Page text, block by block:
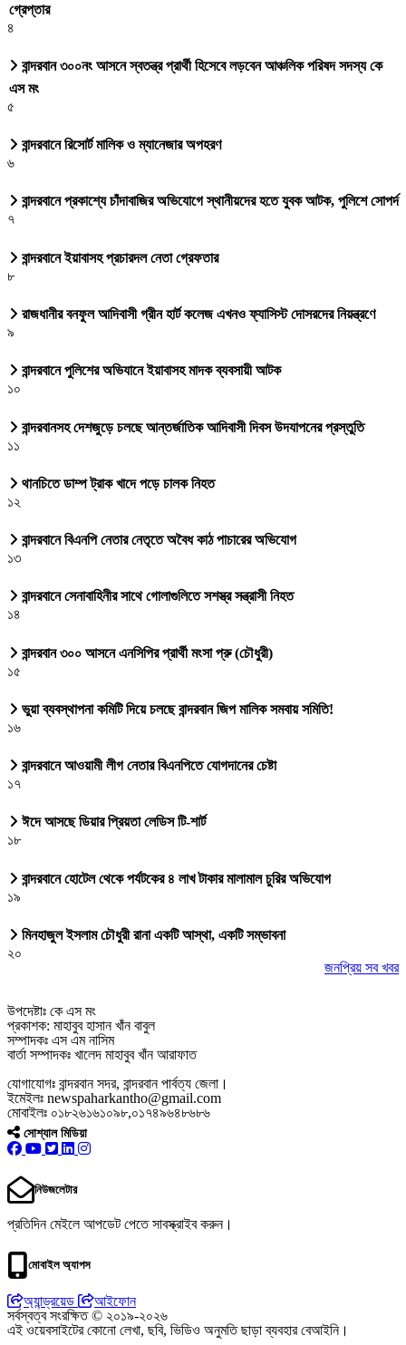
গ্রেপ্তার
৪
বান্দরবান ৩০০নং আসনে স্বতন্ত্র প্রার্থী হিসেবে লড়বেন আঞ্চলিক পরিষদ সদস্য কে
এস মং
৫
বান্দরবানে রিসোর্ট মালিক ও ম্যানেজার অপহরণ
৬
বান্দরবানে প্রকাশ্যে চাঁদাবাজির অভিযোগে স্থানীয়দের হতে যুবক আটক, পুলিশে সোপর্দ
৭
বান্দরবানে ইয়াবাসহ প্রচারদল নেতা গ্রেফতার
৮
রাজধানীর বনফুল আদিবাসী গ্রীন হার্ট কলেজ এখনও ফ্যাসিস্ট দোসরদের নিয়ন্ত্রণে
৯
বান্দরবানে পুলিশের অভিযানে ইয়াবাসহ মাদক ব্যবসায়ী আটক
১০
বান্দরবানসহ দেশজুড়ে চলছে আন্তর্জাতিক আদিবাসী দিবস উদযাপনের প্রস্তুতি
১১
থানচিতে ডাম্প ট্রাক খাদে পড়ে চালক নিহত
১২
বান্দরবানে বিএনপি নেতার নেতৃতে অবৈধ কাঠ পাচারের অভিযোগ
১৩
বান্দরবানে সেনাবাহিনীর সাথে গোলাগুলিতে সশস্ত্র সন্ত্রাসী নিহত
১৪
বান্দরবান ৩০০ আসনে এনসিপির প্রার্থী মংসা প্রু (চৌধুরী)
১৫
ভুয়া ব্যবস্থাপনা কমিটি দিয়ে চলছে বান্দরবান জিপ মালিক সমবায় সমিতি!
১৬
বান্দরবানে আওয়ামী লীগ নেতার বিএনপিতে যোগদানের চেষ্টা
১৭
ঈদে আসছে ডিয়ার প্রিয়তা লেডিস টি-শার্ট
১৮
বান্দরবানে হোটেল থেকে পর্যটকের ৪ লাখ টাকার মালামাল চুরির অভিযোগ
১৯
মিনহাজুল ইসলাম চৌধুরী রানা একটি আস্থা, একটি সম্ভাবনা
২০
জনপ্রিয় সব খবর
উপদেষ্টাঃ কে এস মং
প্রকাশক: মাহাবুব হাসান খাঁন বাবুল
সম্পাদকঃ এস এম নাসিম
বার্তা সম্পাদকঃ খালেদ মাহাবুব খাঁন আরাফাত
যোগাযোগঃ বান্দরবান সদর, বান্দরবান পার্বত্য জেলা।
ইমেইলঃ newspaharkantho@gmail.com
মোবাইলঃ ০১৮২৬১৬১০৯৮,০১৭৪৯৬৪৮৬৮৬
সোশ্যাল মিডিয়া
নিউজলেটার
প্রতিদিন মেইলে আপডেট পেতে সাবস্ক্রাইব করুন।
মোবাইল অ্যাপস
অ্যান্ড্রয়েড
আইফোন
সর্বস্বত্ব সংরক্ষিত © ২০১৯-২০২৬
এই ওয়েবসাইটের কোনো লেখা, ছবি, ভিডিও অনুমতি ছাড়া ব্যবহার বেআইনি।